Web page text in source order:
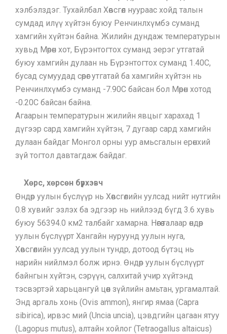
хэлбэлздэг. Тухайлбал Хөвсгөл нуураас хойд талын
сумдад илүү хүйтэн буюу Ренчинлхүмбэ суманд
хамгийн хүйтэн байна. Жилийн дундаж температурын
хувьд Мөрөн хот, Бүрэнтогтох суманд эерэг утгатай
буюу хамгийн дулаан нь Бүрэнтогтох суманд 1.40С,
бусад сумуудад сөрөг утгатай ба хамгийн хүйтэн нь
Ренчинлхүмбэ суманд -7.90С байсан бол Мөрөн хотод
-0.20С байсан байна.
Агаарын температурын жилийн явцыг харахад 1
дүгээр сард хамгийн хүйтэн, 7 дугаар сард хамгийн
дулаан байдаг Монгол орны уур амьсгалын ерөнхий
зүй тогтол давтагдаж байдаг.
Хөрс, хөрсөн бүрхэвч
Өндөр уулын бүслүүр нь Хөвсгөлийн уулсад нийт нутгийн
0.8 хувийг эзлэх ба эдгээр нь нийлээд бүгд 3.6 хувь
буюу 56394.0 км2 талбайг хамарна. Нөгөө талаар өндөр
уулын бүслүүрт Хангайн нуруунд уулын нуга,
Хөвсгөлийн уулсад уулын тундр, дотоод бүтэц нь
нарийн нийлмэл болж ирнэ. Өндөр уулын бүслүүрт
байнгын хүйтэн, сэрүүн, салхитай учир хүйтэнд
тэсвэртэй харьцангуй цөөн зүйлийн амьтан, ургамалтай.
Энд аргаль хонь (Ovis ammon), янгир ямаа (Capra
sibirica), ирвэс мий (Uncia uncia), цэвдгийн цагаан ятуу
(Lagopus mutus), алтайн хойлог (Tetraogallus altaicus)